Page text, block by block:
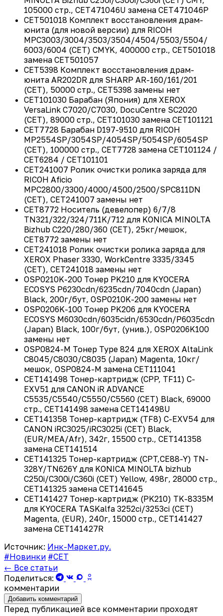
105000 стр., CET471046U замена CET471046P
CET501018 Комплект восстановления драм-
юнита (для новой версии) для RICOH
MPC3003/3004/3503/3504/4504/5503/5504/
6003/6004 (CET) CMYK, 400000 стр., CET501018
замена CET501057
CET5398 Комплект восстановления драм-
юнита AR202DR для SHARP AR-160/161/201
(CET), 50000 стр., CET5398 замены нет
CET101030 Барабан (Япония) для XEROX
VersaLink C7020/C7030, DocuCentre SC2020
(CET), 89000 стр., CET101030 замена CET101121
CET7728 Барабан D197-9510 для RICOH
MP2554SP/3054SP/4054SP/5054SP/6054SP
(CET), 100000 стр., CET7728 замена CET101124 /
CET6284 / CET101101
CET241007 Ролик очистки ролика заряда для
RICOH Aficio
MPC2800/3300/4000/4500/2500/SPC811DN
(CET), CET241007 замены нет
CET8772 Носитель (девелопер) 6/7/8
TN321/322/324/711K/712 для KONICA MINOLTA
Bizhub C220/280/360 (CET), 25кг/мешок,
CET8772 замены нет
CET241018 Ролик очистки ролика заряда для
XEROX Phaser 3330, WorkCentre 3335/3345
(CET), CET241018 замены нет
OSP0210K-200 Тонер PK210 для KYOCERA
ECOSYS P6230cdn/6235cdn/7040cdn (Japan)
Black, 200г/бут, OSP0210K-200 замены нет
OSP0206K-100 Тонер PK206 для KYOCERA
ECOSYS M6030cdn/6035cidn/6530cdn/P6035cdn
(Japan) Black, 100г/бут, (унив.), OSP0206K100
замены нет
OSP0824-M Тонер Type 824 для XEROX AltaLink
C8045/C8030/C8035 (Japan) Magenta, 10кг/
мешок, OSP0824-M замена CET111041
CET141498 Тонер-картридж (CPP, TF11) C-
EXV51 для CANON iR ADVANCE
C5535/C5540/C5550/C5560 (CET) Black, 69000
стр., CET141498 замена CET141498U
CET141358 Тонер-картридж (TF8) C-EXV54 для
CANON iRC3025/iRC3025i (CET) Black,
(EUR/MEA/Afr), 342г, 15500 стр., CET141358
замена CET141514
CET141325 Тонер-картридж (CPT,CE88-Y) TN-
328Y/TN626Y для KONICA MINOLTA bizhub
C250i/C300i/C360i (CET) Yellow, 498г, 28000 стр.,
CET141325 замена CET141645
CET141427 Тонер-картридж (PK210) TK-8335M
для KYOCERA TASKalfa 3252ci/3253ci (CET)
Magenta, (EUR), 240г, 15000 стр., CET141427
замена CET141427R
Источник: Инк-Маркет.ру.
#Новинки #CET
← Все статьи
Поделиться:
комментарии
Добавить комментарий
Перед публикацией все комментарии проходят